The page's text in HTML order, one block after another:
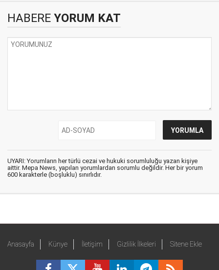
HABERE YORUM KAT
UYARI: Yorumların her türlü cezai ve hukuki sorumluluğu yazan kişiye
aittir. Mepa News, yapılan yorumlardan sorumlu değildir. Her bir yorum
600 karakterle (boşluklu) sınırlıdır.
Anasayfa Künye İletişim Gizlilik İlkeleri Sitene Ekle